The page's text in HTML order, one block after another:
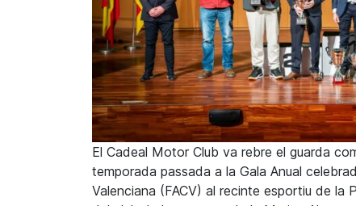
El Cadeal Motor Club va rebre el guarda
temporada passada a la Gala Anual
Valenciana (FACV) al recinte esportiu de la